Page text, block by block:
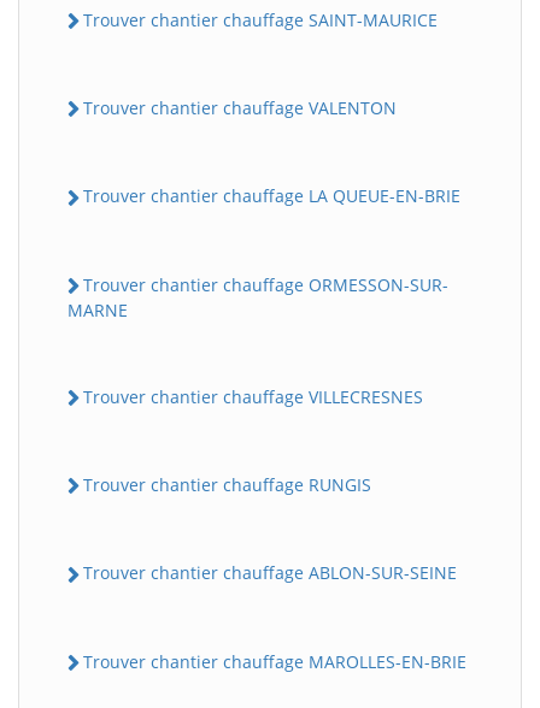
Trouver chantier chauffage SAINT-MAURICE
Trouver chantier chauffage VALENTON
Trouver chantier chauffage LA QUEUE-EN-BRIE
Trouver chantier chauffage ORMESSON-SUR-
MARNE
Trouver chantier chauffage VILLECRESNES
Trouver chantier chauffage RUNGIS
Trouver chantier chauffage ABLON-SUR-SEINE
Trouver chantier chauffage MAROLLES-EN-BRIE